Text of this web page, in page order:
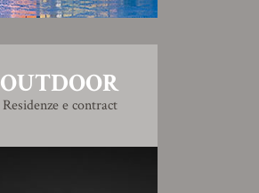
OUTDOOR
Residenze e contract